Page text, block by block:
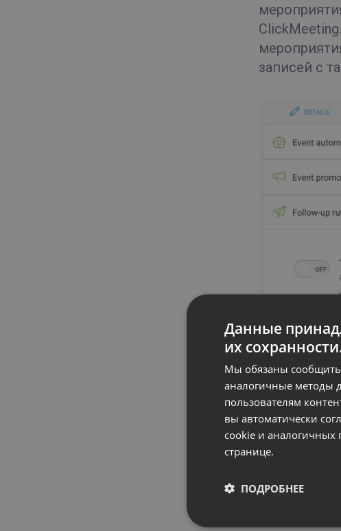
записей с
Данные
их
Мы обязаны
аналогичные методы
пользователям
вы автоматически
cookie и аналогичных
странице.
ПОДРОБНЕЕ